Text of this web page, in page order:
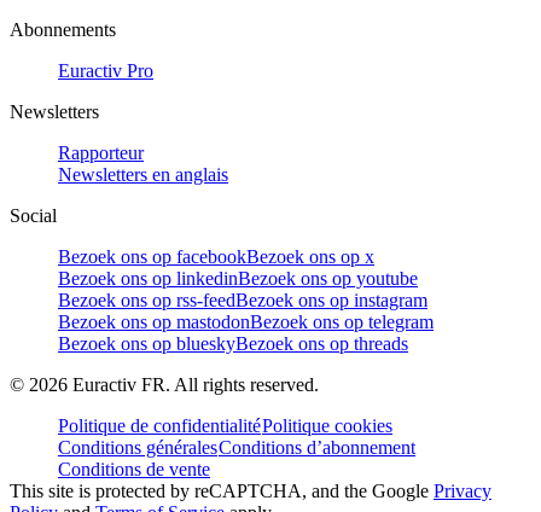
Abonnements
Euractiv Pro
Newsletters
Rapporteur
Newsletters en anglais
Social
Bezoek ons op facebookBezoek ons op x
Bezoek ons op linkedinBezoek ons op youtube
Bezoek ons op rss-feedBezoek ons op instagram
Bezoek ons op mastodonBezoek ons op telegram
Bezoek ons op blueskyBezoek ons op threads
© 2026 Euractiv FR. All rights reserved.
Politique de confidentialitéPolitique cookies
Conditions généralesConditions d’abonnement
Conditions de vente
This site is protected by reCAPTCHA, and the Google Privacy